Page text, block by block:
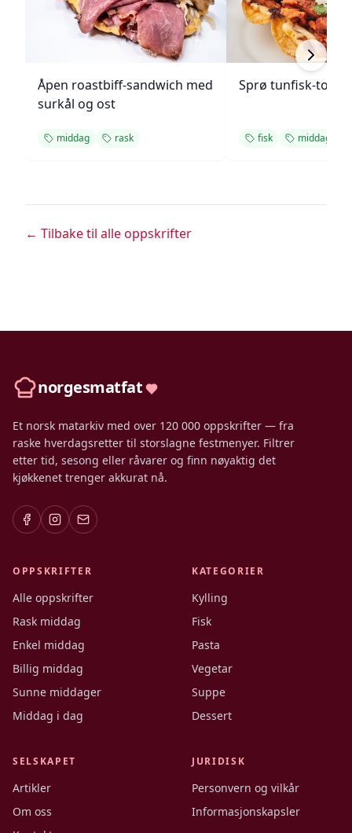
Åpen roastbiff-sandwich med
surkål og ost
middag rask
Sprø tunfisk-
fisk middag
← Tilbake til alle oppskrifter
norgesmatfat
Et norsk matarkiv med over 120 000 oppskrifter — fra
raske hverdagsretter til storslagne festmenyer. Filtrer
etter tid, sesong eller råvarer og finn nøyaktig det
kjøkkenet trenger akkurat nå.
OPPSKRIFTER
Alle oppskrifter
Rask middag
Enkel middag
Billig middag
Sunne middager
Middag i dag
KATEGORIER
Kylling
Fisk
Pasta
Vegetar
Suppe
Dessert
SELSKAPET
Artikler
Om oss
JURIDISK
Personvern og vilkår
Informasjonskapsler